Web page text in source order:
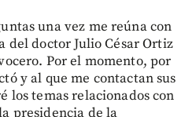
una vez me reúna con
del doctor Julio César Ortiz
Por el momento, por
y al que me contactan sus
los temas relacionados con
presidencia de la